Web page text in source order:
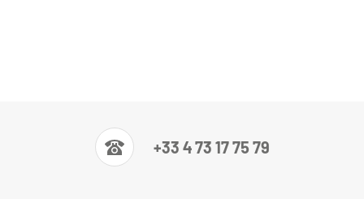
+33 4 73 17 75 79